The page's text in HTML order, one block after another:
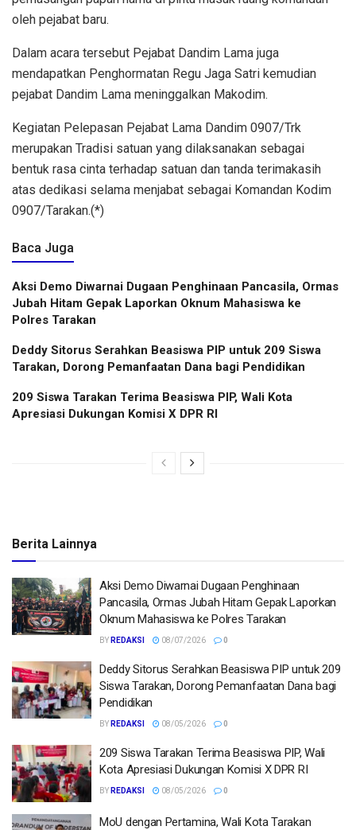
oleh pejabat baru.
Dalam acara tersebut Pejabat Dandim Lama juga
mendapatkan Penghormatan Regu Jaga Satri kemudian
pejabat Dandim Lama meninggalkan Makodim.
Kegiatan Pelepasan Pejabat Lama Dandim 0907/Trk
merupakan Tradisi satuan yang dilaksanakan sebagai
bentuk rasa cinta terhadap satuan dan tanda terimakasih
atas dedikasi selama menjabat sebagai Komandan Kodim
0907/Tarakan.(*)
Baca Juga
Aksi Demo Diwarnai Dugaan Penghinaan Pancasila, Ormas
Jubah Hitam Gepak Laporkan Oknum Mahasiswa ke
Polres Tarakan
Deddy Sitorus Serahkan Beasiswa PIP untuk 209 Siswa
Tarakan, Dorong Pemanfaatan Dana bagi Pendidikan
209 Siswa Tarakan Terima Beasiswa PIP, Wali Kota
Apresiasi Dukungan Komisi X DPR RI
Berita Lainnya
Aksi Demo Diwarnai Dugaan Penghinaan
Pancasila, Ormas Jubah Hitam Gepak Laporkan
Oknum Mahasiswa ke Polres Tarakan
BY REDAKSI 08/07/2026 0
Deddy Sitorus Serahkan Beasiswa PIP untuk 209
Siswa Tarakan, Dorong Pemanfaatan Dana bagi
Pendidikan
BY REDAKSI 08/05/2026 0
209 Siswa Tarakan Terima Beasiswa PIP, Wali
Kota Apresiasi Dukungan Komisi X DPR RI
BY REDAKSI 08/05/2026 0
MoU dengan Pertamina, Wali Kota Tarakan